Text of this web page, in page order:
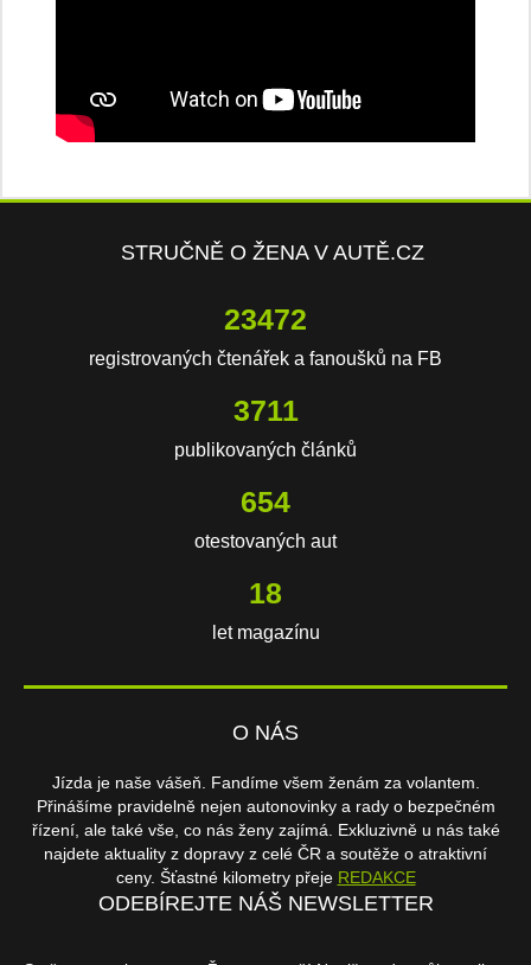
STRUČNĚ O ŽENA V AUTĚ.CZ
23472
registrovaných čtenářek a fanoušků na FB
3711
publikovaných článků
654
otestovaných aut
18
let magazínu
O NÁS
Jízda je naše vášeň. Fandíme všem ženám za volantem.
Přinášíme pravidelně nejen autonovinky a rady o bezpečném
řízení, ale také vše, co nás ženy zajímá. Exkluzivně u nás také
najdete aktuality z dopravy z celé ČR a soutěže o atraktivní
ceny. Šťastné kilometry přeje REDAKCE
ODEBÍREJTE NÁŠ NEWSLETTER